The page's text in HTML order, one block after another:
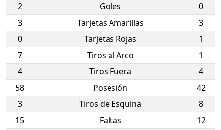
2 Goles
0
3
Tarjetas Amarillas
3
0
Tarjetas Rojas
1
7
Tiros al Arco
1
4
Tiros Fuera
4
58
Posesión
42
3
Tiros de Esquina
8
15
Faltas
12